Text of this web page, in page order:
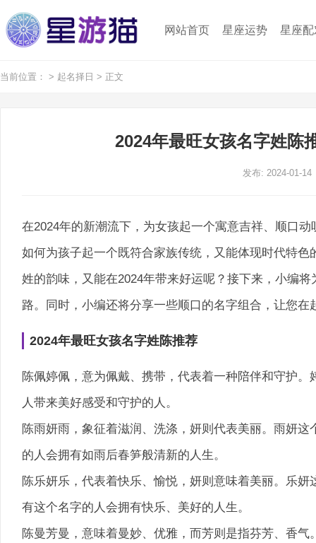
网站首页 星座运势 星座
当前位置： > 起名择日 > 正文
2024年最旺女孩名字姓陈
发布: 2024-01-14
在2024年的新潮流下，为女孩起一个寓意吉祥、顺口
如何为孩子起一个既符合家族传统，又能体现时代特
姓的韵味，又能在2024年带来好运呢？接下来，小编
路。同时，小编还将分享一些顺口的名字组合，让您在
2024年最旺女孩名字姓陈推荐
陈佩婷佩，意为佩戴、携带，代表着一种陪伴和守护
人带来美好感受和守护的人。
陈雨妍雨，象征着滋润、洗涤，妍则代表美丽。雨妍
的人会拥有如雨后春笋般清新的人生。
陈乐妍乐，代表着快乐、愉悦，妍则意味着美丽。乐
有这个名字的人会拥有快乐、美好的人生。
陈曼芳曼，意味着曼妙、优雅，而芳则是指芬芳、香